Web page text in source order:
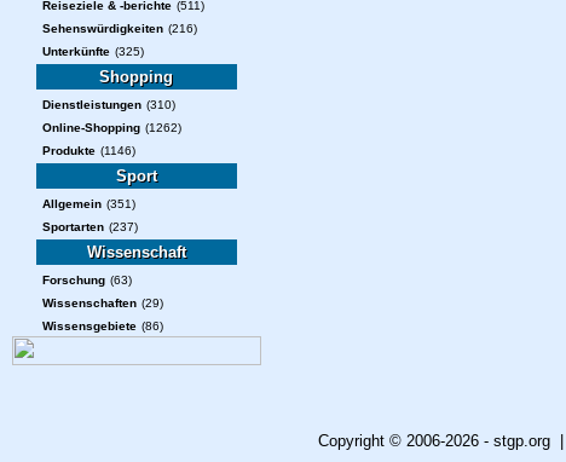
Reiseziele & -berichte (511)
Sehenswürdigkeiten (216)
Unterkünfte (325)
Shopping
Dienstleistungen (310)
Online-Shopping (1262)
Produkte (1146)
Sport
Allgemein (351)
Sportarten (237)
Wissenschaft
Forschung (63)
Wissenschaften (29)
Wissensgebiete (86)
Copyright © 2006-2026 - stgp.org |